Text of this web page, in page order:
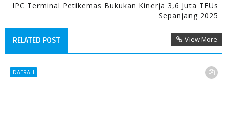
IPC Terminal Petikemas Bukukan Kinerja 3,6 Juta TEUs
Sepanjang 2025
RELATED POST View More
DAERAH